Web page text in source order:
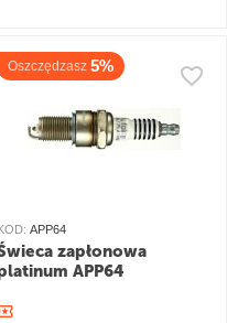
Oszczędzasz 5%
APP64
zapłonowa
APP64